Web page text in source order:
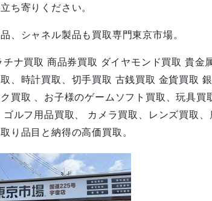
ち寄りください。
、シャネル製品も買取専門東京市場。
チナ買取 商品券買取 ダイヤモンド買取 貴金
、時計買取、切手買取 古銭買取 金貨買取 銀
買取 、お子様のゲームソフト買取、玩具買
ゴルフ用品買取、 カメラ買取、レンズ買取
り品目と納得の高価買取。